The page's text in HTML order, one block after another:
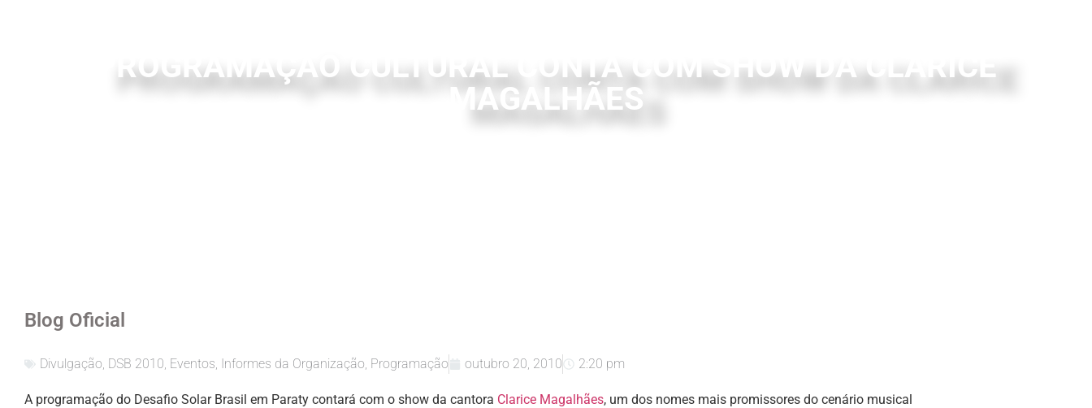
PROGRAMAÇÃO CULTURAL CONTA COM SHOW DA CLARICE
MAGALHÃES
Blog Oficial
Divulgação, DSB 2010, Eventos, Informes da Organização, Programação outubro 20, 2010 2:20 pm
A programação do Desafio Solar Brasil em Paraty contará com o show da cantora Clarice Magalhães, um dos nomes mais promissores do cenário musical